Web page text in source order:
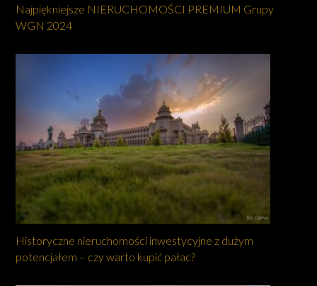
Najpiękniejsze NIERUCHOMOŚCI PREMIUM Grupy
WGN 2024
Historyczne nieruchomości inwestycyjne z dużym
potencjałem – czy warto kupić pałac?